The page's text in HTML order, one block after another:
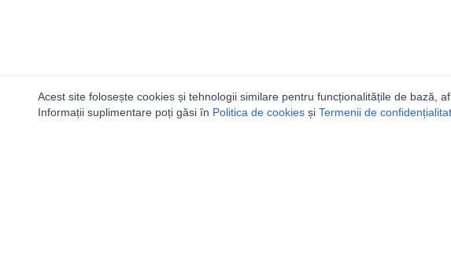
Acest site folosește cookies și tehnologii similare pentru funcționalitățile de bază,
Informații suplimentare poți găsi în Politica de cookies și Termenii de